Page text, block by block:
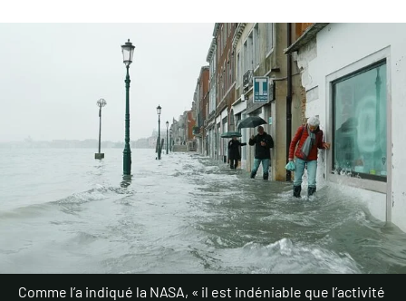
Comme l’a indiqué la NASA, « il est indéniable que l’activité